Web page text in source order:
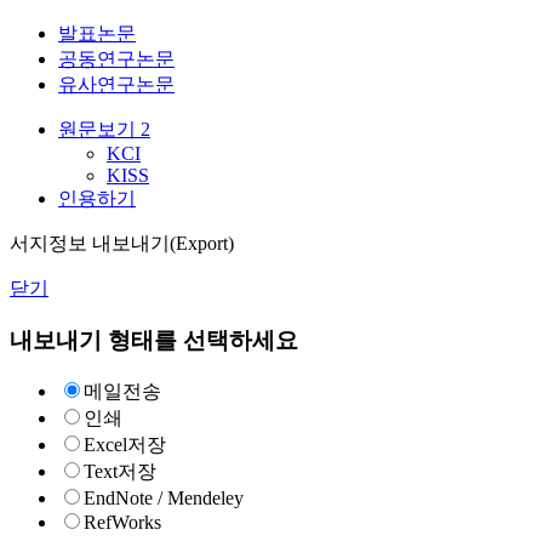
발표논문
공동연구논문
유사연구논문
원문보기 2
KCI
KISS
인용하기
서지정보 내보내기(Export)
닫기
내보내기 형태를 선택하세요
메일전송
인쇄
Excel저장
Text저장
EndNote / Mendeley
RefWorks